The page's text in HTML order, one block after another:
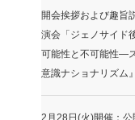
開会挨拶および趣旨
演会「ジェノサイド
可能性と不可能性―
意識ナショナリズム
2月28日(火)開催：